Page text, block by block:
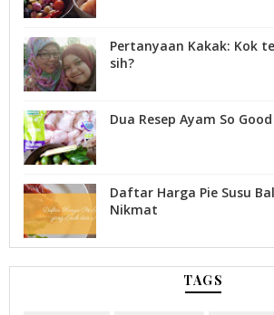
Pertanyaan Kakak: Kok
sih?
Dua Resep Ayam So
Daftar Harga Pie Susu
Nikmat
TAGS